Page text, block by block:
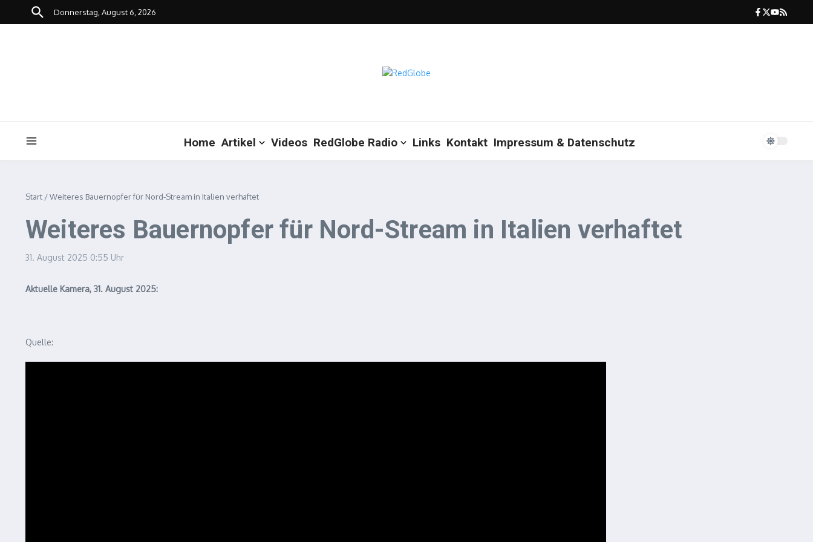
Zum Inhalt springen
Donnerstag, August 6, 2026
Home Artikel Videos RedGlobe Radio Links Kontakt Impressum & Datenschutz
Start /Weiteres Bauernopfer für Nord-Stream in Italien verhaftet
Weiteres Bauernopfer für Nord-Stream in Italien verhaftet
31. August 2025 0:55 Uhr
Aktuelle Kamera, 31. August 2025:
Quelle: